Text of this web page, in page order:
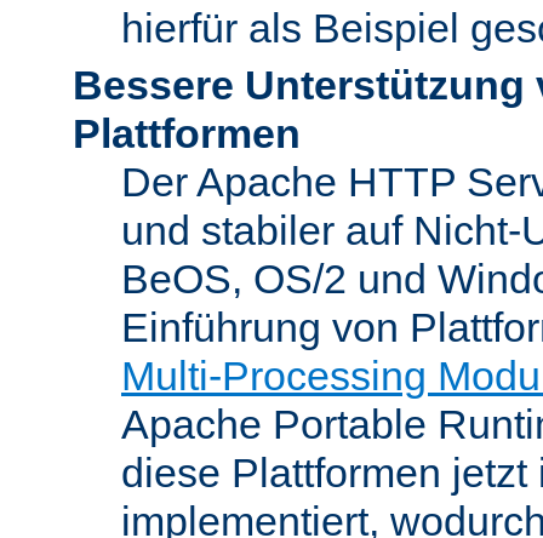
hierfür als Beispiel
Bessere Unterstützung
Plattformen
Der Apache HTTP
und stabiler auf Nicht-
BeOS, OS/2 und
Einführung von
Multi-Processing
Apache Portable
diese Plattformen
implementiert,